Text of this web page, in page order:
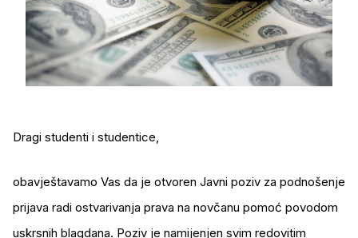
Dragi studenti i studentice,
obavještavamo Vas da je otvoren Javni poziv za podnošenje
prijava radi ostvarivanja prava na novčanu pomoć povodom
uskrsnih blagdana. Poziv je namijenjen svim redovitim